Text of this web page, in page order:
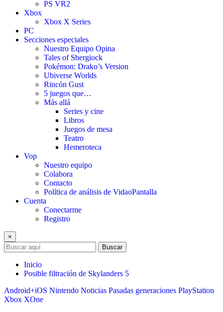
PS VR2
Xbox
Xbox X Series
PC
Secciones especiales
Nuestro Equipo Opina
Tales of Shergiock
Pokémon: Drako’s Version
Ubiverse Worlds
Rincón Gust
5 juegos que…
Más allá
Series y cine
Libros
Juegos de mesa
Teatro
Hemeroteca
Vop
Nuestro equipo
Colabora
Contacto
Política de análisis de VidaoPantalla
Cuenta
Conectarme
Registro
×
Buscar
Inicio
Posible filtración de Skylanders 5
Android+iOS Nintendo Noticias Pasadas generaciones PlayStation
Xbox XOne